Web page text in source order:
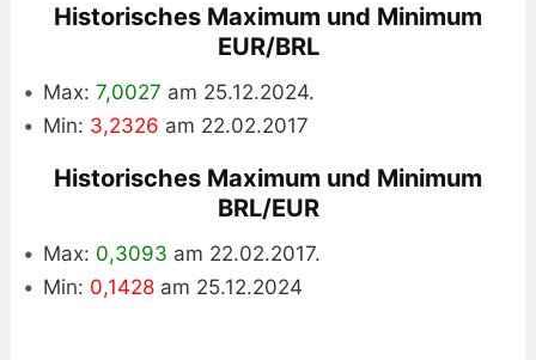
Historisches Maximum und Minimum
EUR/BRL
Max: 7,0027 am 25.12.2024.
Min: 3,2326 am 22.02.2017
Historisches Maximum und Minimum
BRL/EUR
Max: 0,3093 am 22.02.2017.
Min: 0,1428am 25.12.2024